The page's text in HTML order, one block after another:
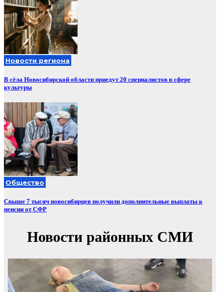
Новости региона
В сёла Новосибирской области приедут 20 специалистов в сфере
культуры
Общество
Свыше 7 тысяч новосибирцев получили дополнительные выплаты к
пенсии от СФР